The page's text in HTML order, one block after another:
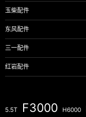
玉柴配件
东风配件
三一配件
红岩配件
5.5T F3000 H6000